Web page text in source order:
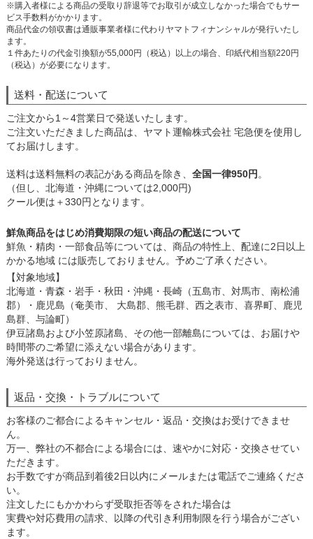
※購入者様による商品の受取り辞退等でお取引が成立しなかった場合でもサー
ビス手数料がかかります。
商品代金の領収書は通販事業者様に代わりヤマトフィナンシャルが発行いたし
ます。
１件あたりの代金引換額が55,000円（税込）以上の場合、印紙代相当額220円
（税込）が必要になります。
送料・配送について
ご注文から1～4営業日で発送いたします。
ご注文いただきました商品は、ヤマト運輸株式会社 宅急便を使用し
てお届けします。
送料は送料無料の表記がある商品を除き、 全国一律950円 。
（但し、北海道・沖縄については2,000円)
クール便は＋330円となります。
鮮魚商品をはじめ消費期限の短い商品の配送について
鮮魚・精肉・一部食品等については、商品の特性上、配達に2日以上
かかる地域 には販売しておりません。予めご了承ください。
【対象地域】
北海道・青森・岩手・秋田・沖縄・長崎（五島市、対馬市、南松浦
郡）・鹿児島（奄美市、 大島郡、熊毛群、西之表市、喜界町、鹿児
島群、与論町）
伊豆諸島および小笠原諸島、その他一部離島については、お届けや
時間帯のご希望に添えない場合があります。
海外発送は行っておりません。
返品・交換・トラブルについて
お客様のご都合によるキャンセル・返品・交換はお受けできませ
ん。
万一、弊社の不都合による場合には、速やかに対応・交換させてい
ただきます。
お手数ですが商品到着後2日以内にメールまたは電話でご連絡くださ
い。
注文したにもかかわらず受取拒否等をされた場合は
実費や対応費用の請求、以降の代引き利用制限を行う場合がござい
ます。